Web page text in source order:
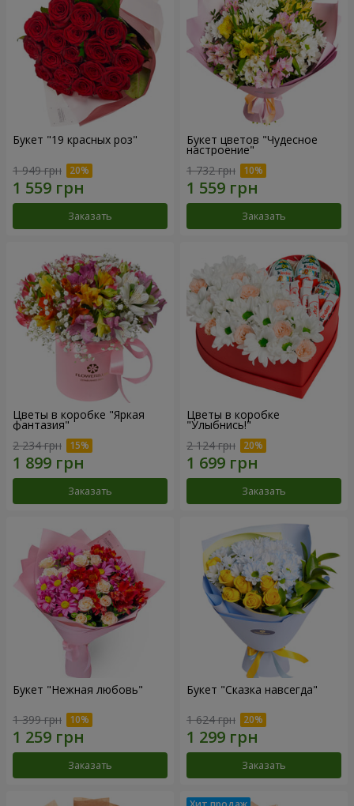
Букет "19 красных роз"
1 949 грн
Заказать
Букет цветов "Чудесное
настроение"
1 732 грн
Заказать
Цветы в коробке "Яркая
фантазия"
2 234 грн
Заказать
Цветы в коробке
"Улыбнись!"
2 124 грн
Заказать
Букет "Нежная любовь"
1 399 грн
Заказать
Букет "Сказка навсегда"
1 624 грн
Заказать